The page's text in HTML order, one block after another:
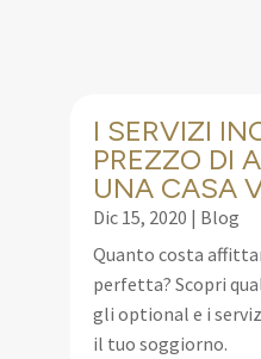
I SERVIZI
PREZZO DI
UNA CASA
Dic 15, 2020 | Blog
Quanto costa
perfetta? Scopri
gli optional e i
il tuo soggiorno.